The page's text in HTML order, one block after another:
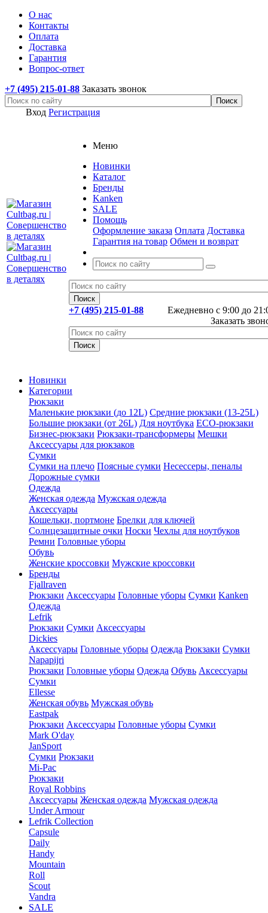
О нас
Контакты
Оплата
Доставка
Гарантия
Вопрос-ответ
+7 (495) 215-01-88 Заказать звонок
Вход Регистрация
Меню
Новинки
Каталог
Бренды
Kanken
SALE
Помощь
Оформление заказа Оплата Доставка
Гарантия на товар Обмен и возврат
Ежедневно с 9:00 до
+7 (495) 215-01-88
Заказать
Новинки
Категории
Рюкзаки
Маленькие рюкзаки (до 12L) Средние рюкзаки (13-25L)
Большие рюкзаки (от 26L) Для ноутбука ECO-рюкзаки
Бизнес-рюкзаки Рюкзаки-трансформеры Мешки
Аксессуары для рюкзаков
Сумки
Сумки на плечо Поясные сумки Несессеры, пеналы
Дорожные сумки
Одежда
Женская одежда Мужская одежда
Аксессуары
Кошельки, портмоне Брелки для ключей
Солнцезащитные очки Носки Чехлы для ноутбуков
Ремни Головные уборы
Обувь
Женские кроссовки Мужские кроссовки
Бренды
Fjallraven
Рюкзаки Аксессуары Головные уборы Сумки Kanken
Одежда
Lefrik
Рюкзаки Сумки Аксессуары
Dickies
Аксессуары Головные уборы Одежда Рюкзаки Сумки
Napapijri
Рюкзаки Головные уборы Одежда Обувь Аксессуары
Сумки
Ellesse
Женская обувь Мужская обувь
Eastpak
Рюкзаки Аксессуары Головные уборы Сумки
Mark O'day
JanSport
Сумки Рюкзаки
Mi-Pac
Рюкзаки
Royal Robbins
Аксессуары Женская одежда Мужская одежда
Under Armour
Lefrik Collection
Capsule
Daily
Handy
Mountain
Roll
Scout
Vandra
SALE